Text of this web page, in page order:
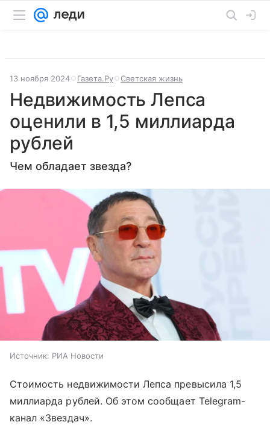
13 ноября 2024 Газета.Ру Светская жизнь
Недвижимость Лепса
оценили в 1,5 миллиарда
рублей
Чем обладает звезда?
Источник: РИА Новости
Стоимость недвижимости Лепса превысила 1,5
миллиарда рублей. Об этом сообщает Telegram-
канал «Звездач».